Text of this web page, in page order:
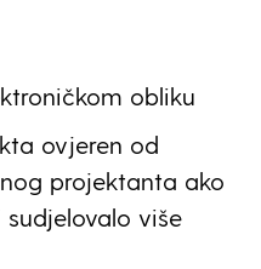
obliku
ovjeren od
projektanta ako
više